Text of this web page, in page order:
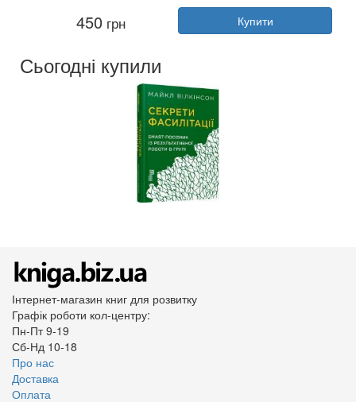
Олексій Філановський
Видавництво:Фабула
Мова:
450 грн Купити
Сьогодні купили
Інтернет-магазин книг для розвитку
Графік роботи кол-центру:
Пн-Пт 9-19
Сб-Нд 10-18
Про нас
Доставка
Оплата